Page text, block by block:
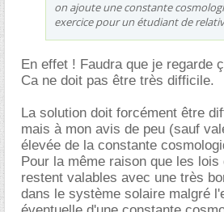
on ajoute une constante
exercice pour un étudiant de
En effet ! Faudra que je regarde
Ca ne doit pas être très difficile.
La solution doit forcément être
mais à mon avis de peu (sauf
élevée de la constante
Pour la même raison que les lois
restent valables avec une très
dans le système solaire malgré